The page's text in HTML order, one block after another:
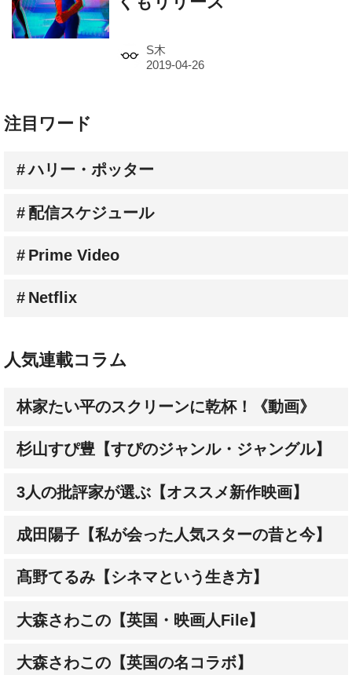
S木
注目ワード
ハリー・ポッター
配信スケジュール
Prime Video
Netflix
人気連載コラム
林家たい平のスクリーンに乾杯！《動画》
杉山すぴ豊【すぴのジャンル・ジャングル】
3人の批評家が選ぶ【オススメ新作映画】
成田陽子【私が会った人気スターの昔と今】
髙野てるみ【シネマという生き方】
大森さわこの【英国・映画人File】
大森さわこの【英国の名コラボ】